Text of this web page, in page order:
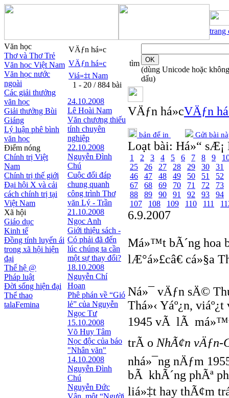
trang
Văn học
Thơ và Thơ Trẻ
Văn học Việt Nam
Văn học nước
ngoài
Các giải thưởng
văn học
Giải thưởng Bùi
Giáng
Lý luận phê bình
văn học
Điểm nóng
Chính trị Việt
Nam
Chính trị thế giới
Đại hội X và cải
cách chính trị tại
Việt Nam
Xã hội
Giáo dục
Kinh tế
Đồng tính luyến ái
trong xã hội hiện
đại
Thế hệ @
Pháp luật
Đời sống hiện đại
Thể thao
talaFemina
VÄƒn há»c
VÄƒn há»c
Viá»‡t Nam
1 - 20 / 884 bài
24.10.2008
Lê Hoài Nam
Văn chương thiếu
tính chuyên
nghiệp
22.10.2008
Nguyễn Đình
Chú
Cuộc đối đáp
chung quanh
công trình Thơ
văn Lý - Trần
21.10.2008
Ngọc Anh
Giới thiệu sách -
Có phải đã đến
lúc chúng ta cần
một sự thay đổi?
18.10.2008
Nguyễn Chí
Hoan
Phê phán về “Gió
lẻ” của Nguyễn
Ngọc Tư
15.10.2008
Võ Huy Tâm
Nọc độc của báo
"Nhân văn"
14.10.2008
Nguyễn Đình
Chú
Nguyễn Đức
Vân, một “Người
tìm
(dùng Unicode hoặc không
dấu)
VÄƒn há»cVÄƒn
bản để in Gửi bài
Loạt bài: Há»“ sÆ¡
1 2 3 4 5 6 7 8 9
25
26 27 28 29 30
31
46
47 48 49 50 51
52
67
68 69 70 71 72
73
88
89 90 91 92 93
94
107
108 109 110 111
6.9.2007
Má»™t bÃ´ng hoa
lÆ°á»£câ€ cá»§a
Ná»¯ vÄƒn sÄ©
Thá»‹ Yáº¿n,
1945 vÃ lÃ má»™t
trÃ o NhÃ¢n vÄƒn-
nhá»¯ng nÄƒm
bÃ khÃ´ng phÃª
liá»‡t hay thÃ¢m